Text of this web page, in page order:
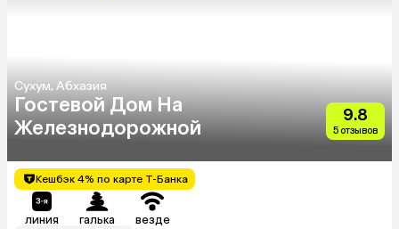
Сухум, Абхазия
Гостевой Дом На
Железнодорожной
9.8
5 отзывов
Кешбэк 4% по карте Т-Банка
линия галька везде